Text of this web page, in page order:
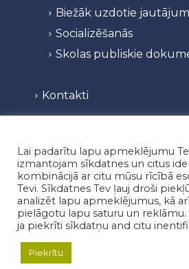
Biežāk uzdotie
Socializēšanās
Skolas publiskie
Kontakti
+37129111111
Vietne tapusi sadarbībā ar
© “Vislatvijas vidusskola”
Lai padarītu lapu apmeklējumu
izmantojam sīkdatnes un citus
kombinācijā ar citu mūsu rīcībā
Tevi. Sīkdatnes Tev ļauj droši
analizēt lapu apmeklējumus, kā
pielāgotu lapu saturu un
ja piekrīti sīkdatņu and citu
Piekrītu